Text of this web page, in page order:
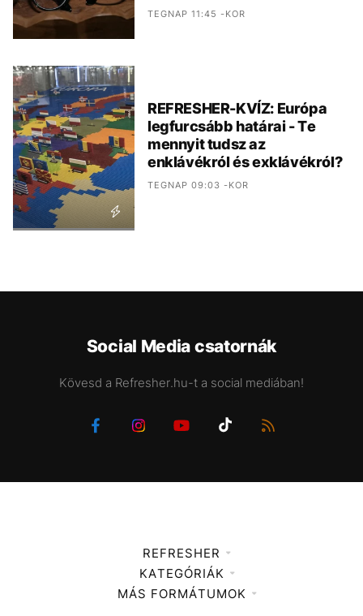
TEGNAP 11:45 -KOR
REFRESHER-KVÍZ: Európa
legfurcsább határai - Te
mennyit tudsz az
enklávékról és exklávékról?
TEGNAP 09:03 -KOR
Social Media csatornák
Kövesd a Refresher.hu-t a social mediában!
REFRESHER
Médiaajánlat
KATEGÓRIÁK
Zene
MÁS FORMÁTUMOK